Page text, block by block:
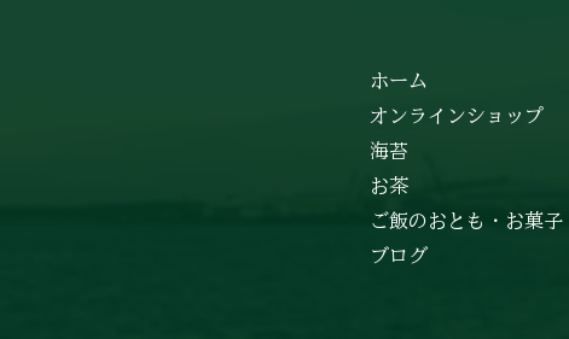
ホーム
オンラインショップ
海苔
お茶
ご飯のおとも・お菓子
ブログ